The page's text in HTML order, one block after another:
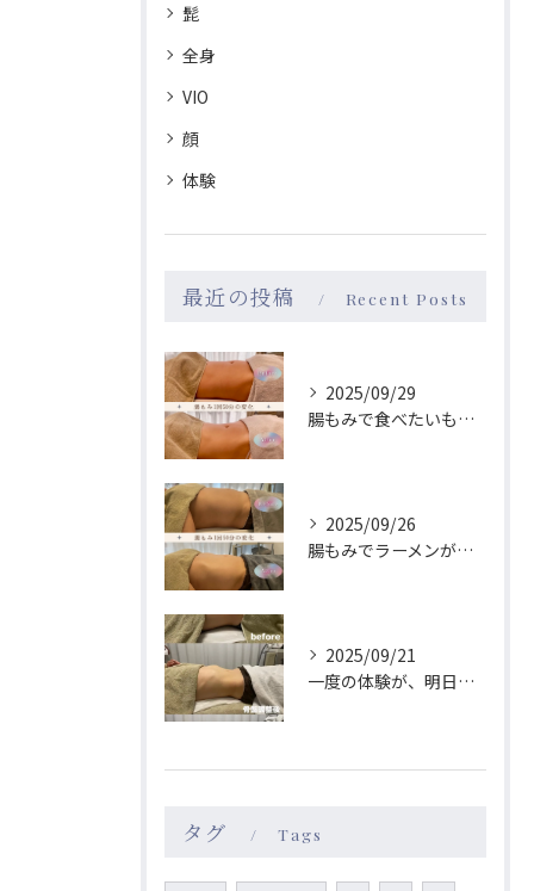
髭
全身
VIO
顔
体験
最近の投稿 Recent Posts
2025/09/29
腸もみで食べたいものが変わる！→食が変わると性格も変わる？！
2025/09/26
腸もみでラーメンが食べたくなくなる😳？！
2025/09/21
一度の体験が、明日のあなたを格別にする🫧
タグ Tags